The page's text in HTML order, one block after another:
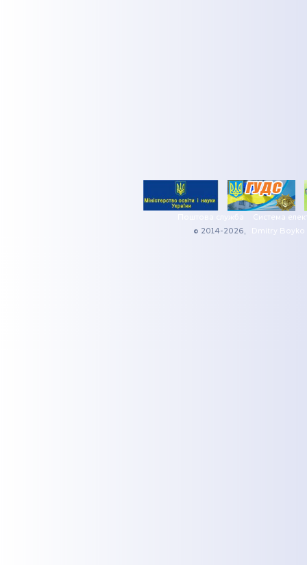
Поштова служба
Система
© 2014-2026,
Dmitry Boyko